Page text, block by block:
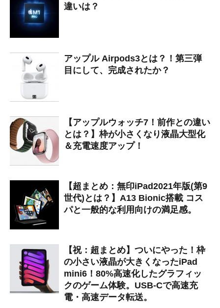
違いは？
アップル Airpods3とは？！第三弾
目にして、完成されたか？
【アップルウォッチ7！前作との違い
とは？】枠が小さくなり液晶大型化
＆充電速度アップ！
【超まとめ：無印iPad2021年版(第9
世代)とは？】A13 Bionic搭載 コス
パと一般的な利用向けの満足感。
【祝：超まとめ】ついにやった！枠
の小さい液晶が大きくなったiPad
mini6！80%高速化したグラフィッ
クのゲーム体験。USB-Cで高速充
電・高速データ転送。